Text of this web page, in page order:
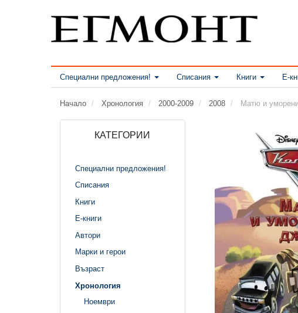
Специални предложения! Списания Книги Е-
Начало Хронология 2000-2009 2008 Матю и
КАТЕГОРИИ
Специални предложения!
Списания
Книги
Е-книги
Автори
Марки и герои
Възраст
Хронология
Ноември